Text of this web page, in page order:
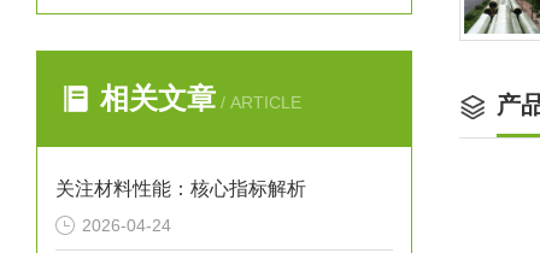
相关文章 / ARTICLE
关注材料性能：核心指标解析
2026-04-24
产